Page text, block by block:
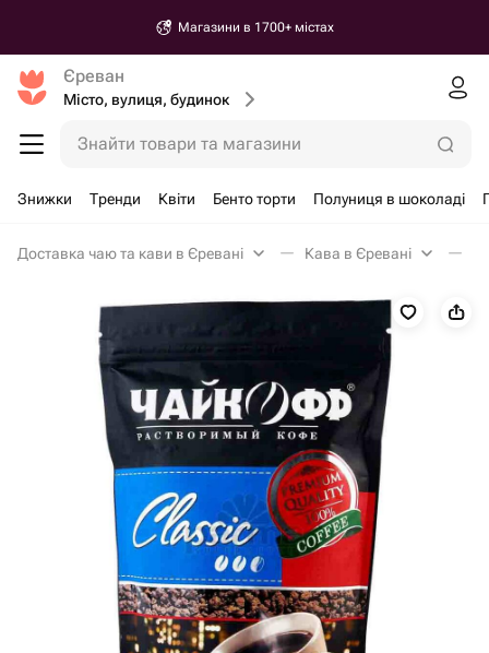
Магазини в 1700+ містах
Єреван
Місто, вулиця, будинок
Знайти товари та магазини
Знижки Тренди Квіти Бенто торти Полуниця в шоколаді
Доставка чаю та кави в Єревані Кава в Єревані